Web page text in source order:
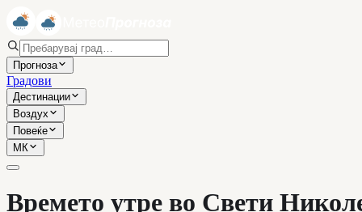
Прогноза
Градови
Дестинации
Воздух
Повеќе
МК
Времето утре во Свети